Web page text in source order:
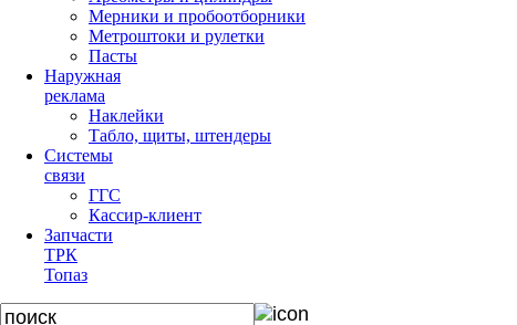
Мерники и пробоотборники
Метроштоки и рулетки
Пасты
Наружная
реклама
Наклейки
Табло, щиты, штендеры
Системы
связи
ГГС
Кассир-клиент
Запчасти
ТРК
Топаз